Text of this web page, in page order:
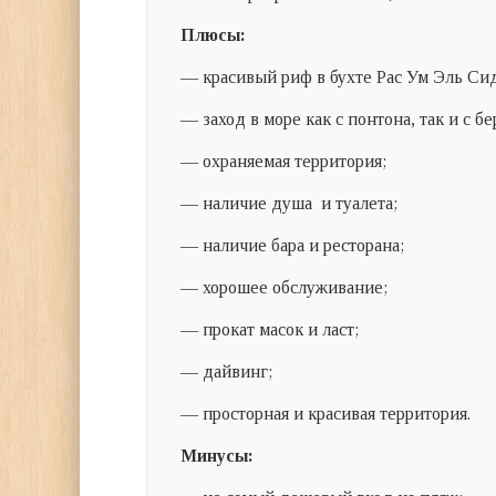
Плюсы:
— красивый риф в бухте Рас Ум Эль
— заход в море как с понтона, так и с
— охраняемая территория;
— наличие душа и туалета;
— наличие бара и ресторана;
— хорошее обслуживание;
— прокат масок и ласт;
— дайвинг;
— просторная и красивая территория.
Минусы: